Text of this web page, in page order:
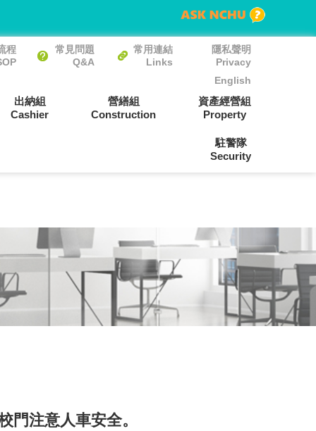
程
常見問題
Q&A
常用連結
Links
隱私聲明
Privacy
English
出納組
Cashier
營繕組
Construction
資產經營組
Property
駐警隊
Security
門注意人車安全。